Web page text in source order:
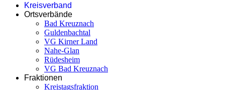
Kreisverband
Ortsverbände
Bad Kreuznach
Guldenbachtal
VG Kirner Land
Nahe-Glan
Rüdesheim
VG Bad Kreuznach
Fraktionen
Kreistagsfraktion